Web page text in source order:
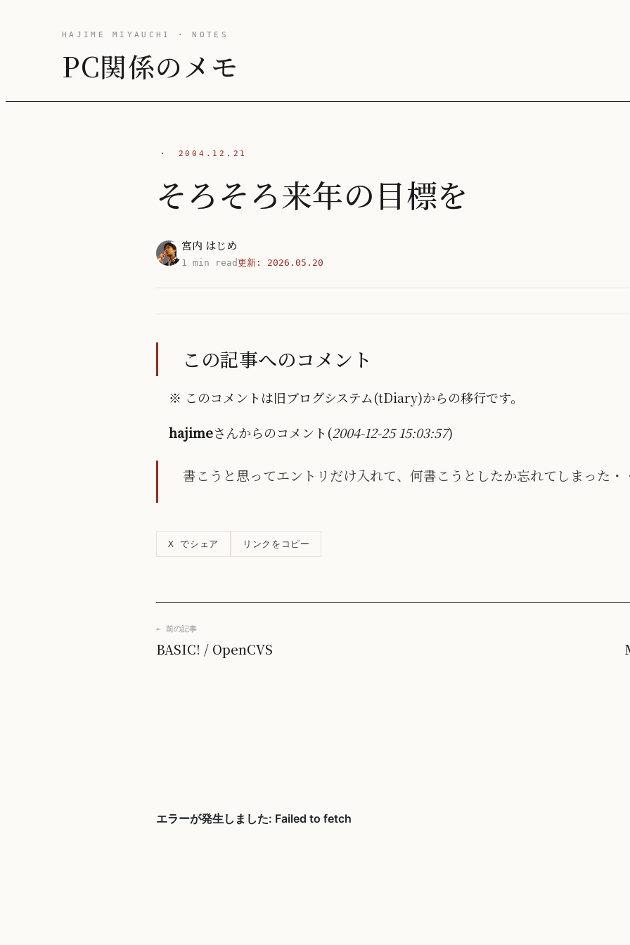
HAJIME MIYAUCHI · NOTES
PC関係のメモ
· 2004.12.21
そろそろ来年の目標を
宮内 はじめ
1 min read更新: 2026.05.20
この記事へのコメント
※ このコメントは旧ブログシステム(tDiary)からの移行です。
hajimeさんからのコメント(2004-12-25 15:03:57)
書こうと思ってエントリだけ入れて、何書こうとしたか忘れてしまった・
X でシェア リンクをコピー
← 前の記事
BASIC! / OpenCVS